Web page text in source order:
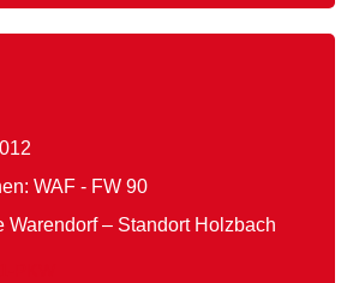
WAF - FW 90
Warendorf – Standort Holzbach